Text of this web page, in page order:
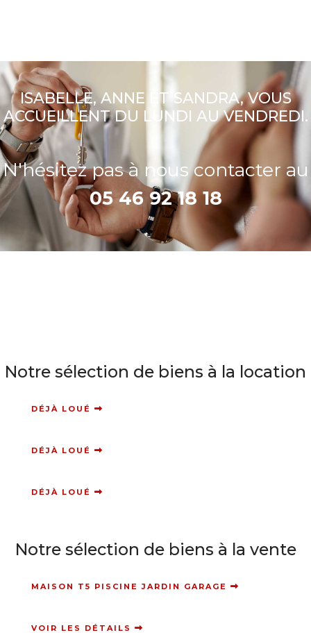
ISABELLE, ANNE ET SANDRA, VOUS
ACCUEILLENT DU LUNDI AU VENDREDI.
N'hésitez pas à nous contacter au
05 46 92 18 18
Notre sélection de biens à la location
DÉJÀ LOUÉ
DÉJÀ LOUÉ
DÉJÀ LOUÉ
Notre sélection de biens à la vente
MAISON T5 PISCINE JARDIN GARAGE
VOIR LES DÉTAILS